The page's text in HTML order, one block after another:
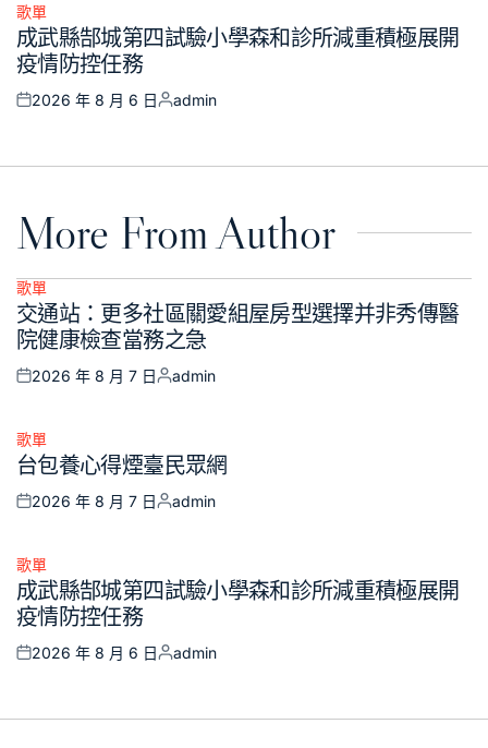
Posted
in
歌單
成武縣郜城第四試驗小學森和診所減重積極展開
疫情防控任務
Posted
2026 年 8 月 6 日
Posted
admin
More From Author
Posted
in
歌單
交通站：更多社區關愛組屋房型選擇并非秀傳醫
院健康檢查當務之急
Posted
2026 年 8 月 7 日
Posted
admin
Posted
in
歌單
台包養心得煙臺民眾網
Posted
2026 年 8 月 7 日
Posted
admin
Posted
in
歌單
成武縣郜城第四試驗小學森和診所減重積極展開
疫情防控任務
Posted
2026 年 8 月 6 日
Posted
admin